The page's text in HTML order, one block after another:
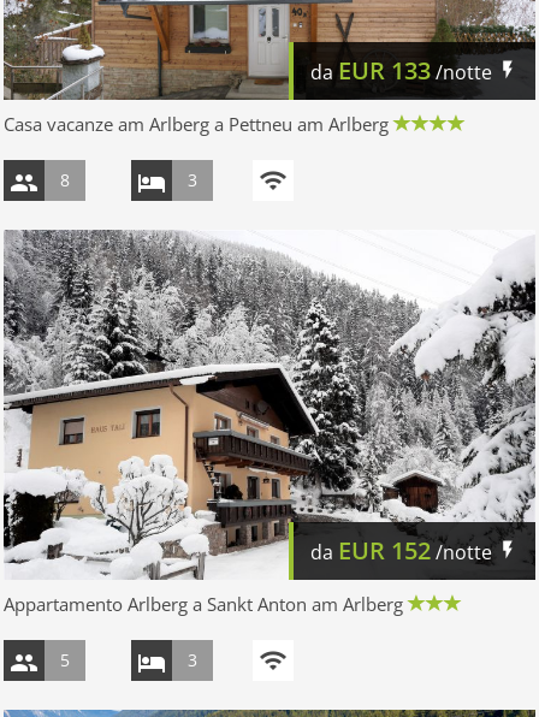
da EUR 133/notte
Casa vacanze am Arlberg a Pettneu am Arlberg
8 3
da EUR 152/notte
Appartamento Arlberg a Sankt Anton am Arlberg
5 3